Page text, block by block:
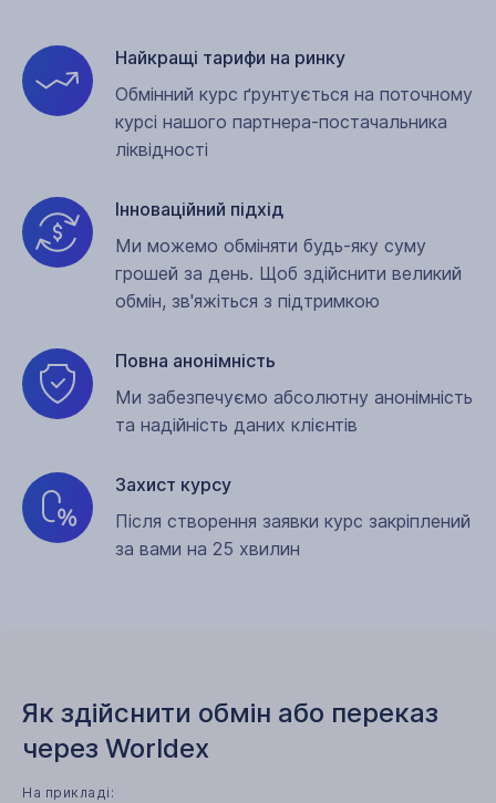
Найкращі тарифи на ринку
Обмінний курс ґрунтується на поточному
курсі нашого партнера-постачальника
ліквідності
Інноваційний підхід
Ми можемо обміняти будь-яку суму
грошей за день. Щоб здійснити великий
обмін, зв'яжіться з підтримкою
Повна анонімність
Ми забезпечуємо абсолютну анонімність
та надійність даних клієнтів
Захист курсу
Після створення заявки курс закріплений
за вами на 25 хвилин
Як здійснити обмін або переказ
через Worldex
На прикладі: